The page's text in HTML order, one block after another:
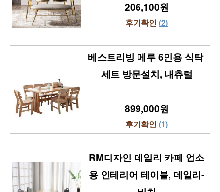
206,100원
후기확인 (2)
베스트리빙 메루 6인용 식탁
세트 방문설치, 내츄럴
899,000원
후기확인 (1)
RM디자인 데일리 카페 업소
용 인테리어 테이블, 데일리-